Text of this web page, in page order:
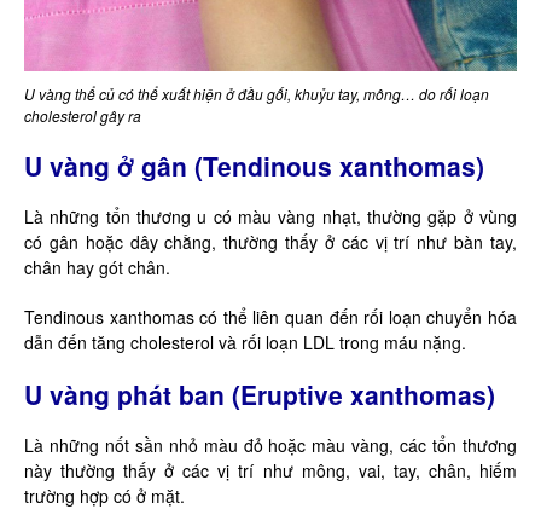
U vàng thể củ có thể xuất hiện ở đầu gối, khuỷu tay, mông… do rối loạn
cholesterol gây ra
U vàng ở gân (Tendinous xanthomas)
Là những tổn thương u có màu vàng nhạt, thường gặp ở vùng
có gân hoặc dây chằng, thường thấy ở các vị trí như bàn tay,
chân hay gót chân.
Tendinous xanthomas có thể liên quan đến rối loạn chuyển hóa
dẫn đến tăng cholesterol và rối loạn LDL trong máu nặng.
U vàng phát ban (Eruptive xanthomas)
Là những nốt sần nhỏ màu đỏ hoặc màu vàng, các tổn thương
này thường thấy ở các vị trí như mông, vai, tay, chân, hiếm
trường hợp có ở mặt.